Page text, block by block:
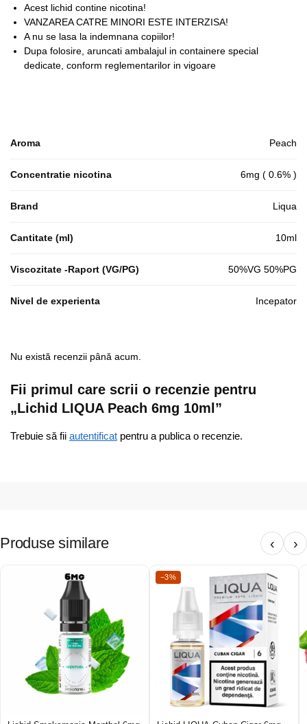
Acest lichid contine nicotina!
VANZAREA CATRE MINORI ESTE INTERZISA!
A nu se lasa la indemnana copiilor!
Dupa folosire, aruncati ambalajul in containere special
dedicate, conform reglementarilor in vigoare
Aroma Peach
Concentratie nicotina 6mg ( 0.6% )
Brand Liqua
Cantitate (ml) 10ml
Viscozitate -Raport (VG/PG) 50%VG 50%PG
Nivel de experienta Incepator
Nu există recenzii până acum.
Fii primul care scrii o recenzie pentru
„Lichid LIQUA Peach 6mg 10ml”
Trebuie să fii autentificat pentru a publica o recenzie.
Produse similare ‹ ›
−3%